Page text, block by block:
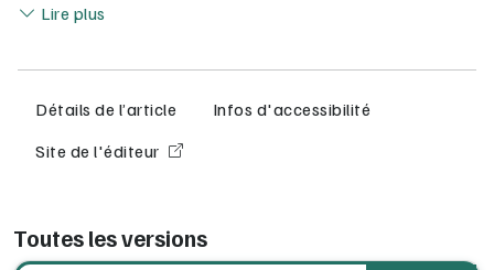
dans chaque chapitre,
desvidéos d’expériences
Configurations minimum requises (en ligne, ordinateur,
MANUELSà la rubrique Installation.
Lire plus
Détails de l’article
Infos d'accessibilité
Site de l'éditeur
Toutes les versions